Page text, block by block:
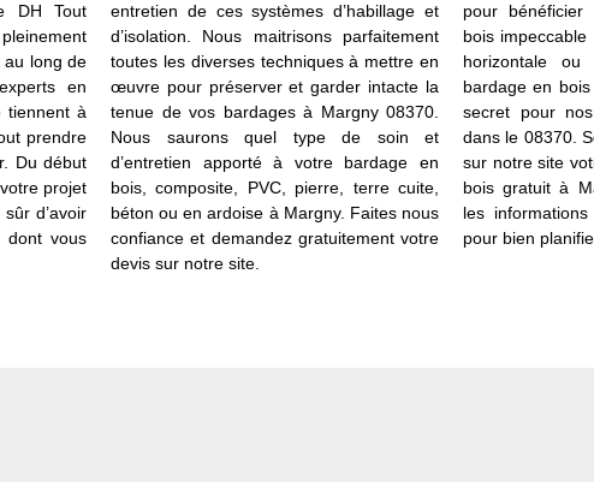
DH Tout
au long de
en
tiennent à
prendre
Du début
projet
d’avoir
dont vous
entretien de ces systèmes d’habillage et
d’isolation. Nous maitrisons parfaitement
toutes les diverses techniques à mettre en
œuvre pour préserver et garder intacte la
tenue de vos bardages à Margny 08370.
Nous saurons quel type de soin et
d’entretien apporté à votre bardage en
bois, composite, PVC, pierre, terre cuite,
béton ou en ardoise à Margny. Faites nous
confiance et demandez gratuitement votre
devis sur notre site.
pour bénéficier
bois
horizontale
bardage en
secret pour
dans le 08370.
sur notre site
bois gratuit à
les
pour bien